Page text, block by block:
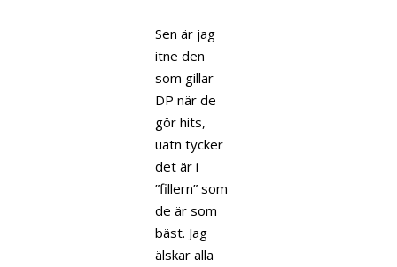
Sen är jag
itne den
som gillar
DP när de
gör hits,
uatn tycker
det är i
”fillern” som
de är som
bäst. Jag
älskar alla